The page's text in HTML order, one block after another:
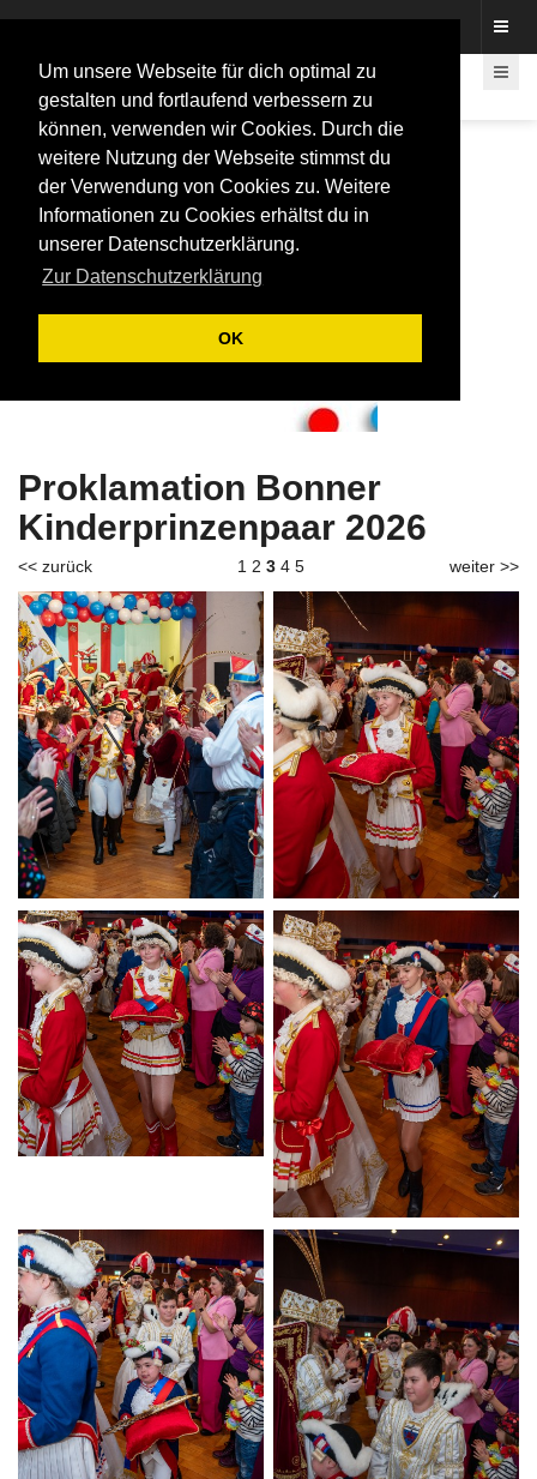
Um unsere Webseite für dich optimal zu
gestalten und fortlaufend verbessern zu
können, verwenden wir Cookies. Durch die
weitere Nutzung der Webseite stimmst du
der Verwendung von Cookies zu. Weitere
Informationen zu Cookies erhältst du in
unserer Datenschutzerklärung.
Zur Datenschutzerklärung
OK
Proklamation Bonner
Kinderprinzenpaar 2026
<< zurück 1 2 3 4 5 weiter >>